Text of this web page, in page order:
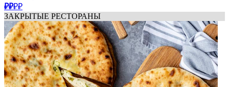
₽₽₽₽
ЗАКРЫТЫЕ РЕСТОРАНЫ